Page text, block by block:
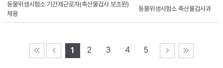
동물위생시험소 기간제근로자(축산물검사 보조원)
채용
동물위생시험소 축산물검사과
1 2 3 4 5